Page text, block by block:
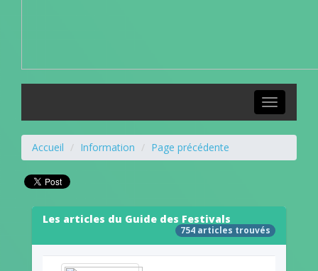
Toggle
navigation
Accueil Information Page précédente
Les articles du Guide des Festivals
754 articles trouvés